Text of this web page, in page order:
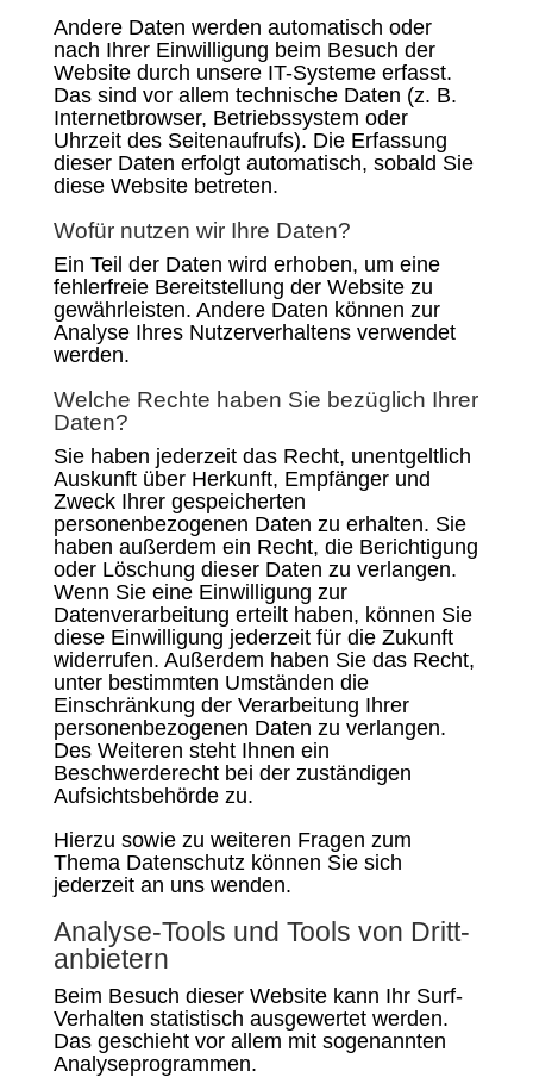
Andere Daten werden automatisch oder
nach Ihrer Einwilligung beim Besuch der
Website durch unsere IT-Systeme erfasst.
Das sind vor allem technische Daten (z. B.
Internetbrowser, Betriebssystem oder
Uhrzeit des Seitenaufrufs). Die Erfassung
dieser Daten erfolgt automatisch, sobald Sie
diese Website betreten.
Wofür nutzen wir Ihre Daten?
Ein Teil der Daten wird erhoben, um eine
fehlerfreie Bereitstellung der Website zu
gewährleisten. Andere Daten können zur
Analyse Ihres Nutzerverhaltens verwendet
werden.
Welche Rechte haben Sie bezüglich Ihrer
Daten?
Sie haben jederzeit das Recht, unentgeltlich
Auskunft über Herkunft, Empfänger und
Zweck Ihrer gespeicherten
personenbezogenen Daten zu erhalten. Sie
haben außerdem ein Recht, die Berichtigung
oder Löschung dieser Daten zu verlangen.
Wenn Sie eine Einwilligung zur
Datenverarbeitung erteilt haben, können Sie
diese Einwilligung jederzeit für die Zukunft
widerrufen. Außerdem haben Sie das Recht,
unter bestimmten Umständen die
Einschränkung der Verarbeitung Ihrer
personenbezogenen Daten zu verlangen.
Des Weiteren steht Ihnen ein
Beschwerderecht bei der zuständigen
Aufsichtsbehörde zu.
Hierzu sowie zu weiteren Fragen zum
Thema Datenschutz können Sie sich
jederzeit an uns wenden.
Analyse-Tools und Tools von Dritt­
anbietern
Beim Besuch dieser Website kann Ihr Surf-
Verhalten statistisch ausgewertet werden.
Das geschieht vor allem mit sogenannten
Analyseprogrammen.